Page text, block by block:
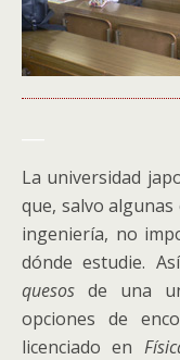
La universidad
que, salvo
ingeniería, no
dónde estudie.
quesos de una
opciones de
licenciado en